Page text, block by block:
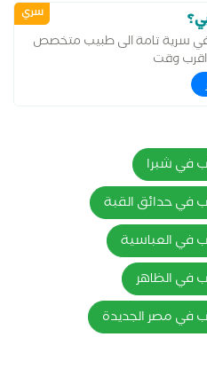
سري
سرية تامة الى طبيب متخصص
اقرب وقت
في شبرا
في حدائق القبة
في العباسية
في الظاهر
في مصر الجديدة